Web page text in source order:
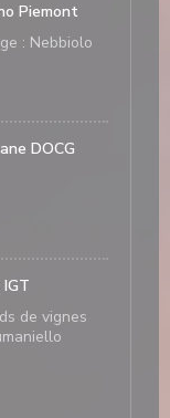
Piemont
: Nebbiolo
DOCG
de vignes